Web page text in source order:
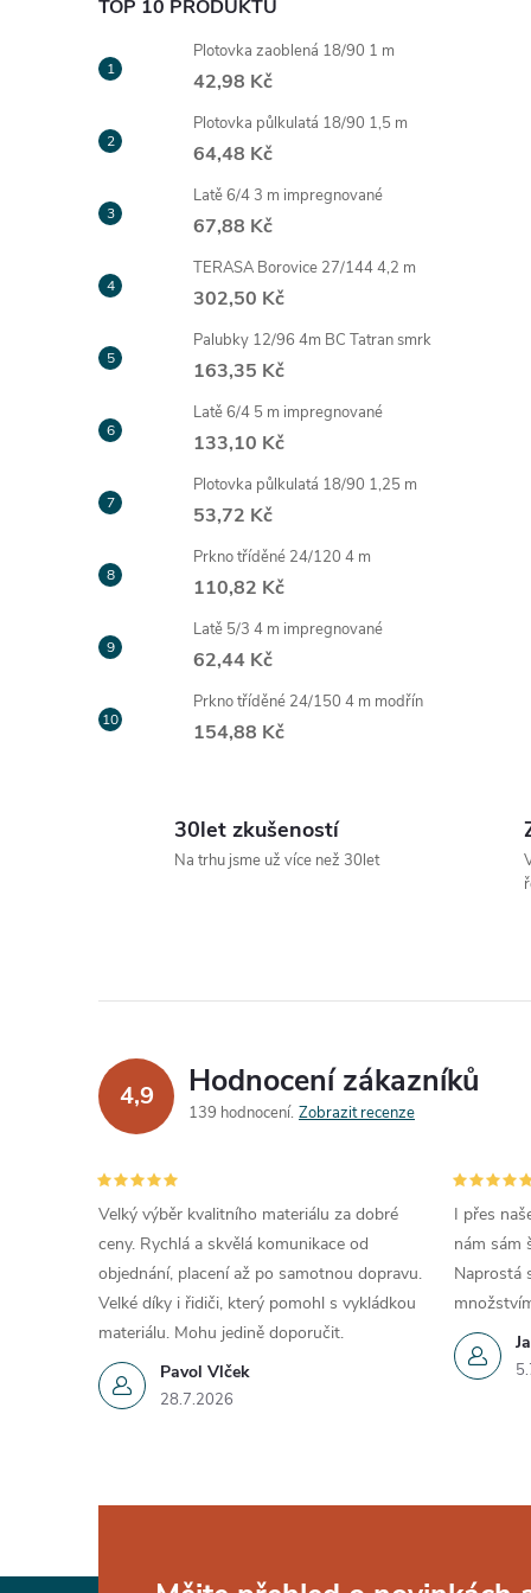
TOP 10 PRODUKTŮ
Plotovka zaoblená 18/90 1 m
42,98 Kč
Plotovka půlkulatá 18/90 1,5 m
64,48 Kč
Latě 6/4 3 m impregnované
67,88 Kč
TERASA Borovice 27/144 4,2 m
302,50 Kč
Palubky 12/96 4m BC Tatran smrk
163,35 Kč
Latě 6/4 5 m impregnované
133,10 Kč
Plotovka půlkulatá 18/90 1,25 m
53,72 Kč
Prkno tříděné 24/120 4 m
110,82 Kč
Latě 5/3 4 m impregnované
62,44 Kč
Prkno tříděné 24/150 4 m modřín
154,88 Kč
30let zkušeností
Na trhu jsme už více než 30let
4,9 Hodnocení zákazníků
139 hodnocení Zobrazit recenze
Pavol Vlček
28.7.2026
Velký výběr kvalitního materiálu za dobré
ceny. Rychlá a skvělá komunikace od
objednání, placení až po samotnou dopravu.
Velké díky i řidiči, který pomohl s vykládkou
materiálu. Mohu jedině doporučit.
I přes
nám sám
Naprostá